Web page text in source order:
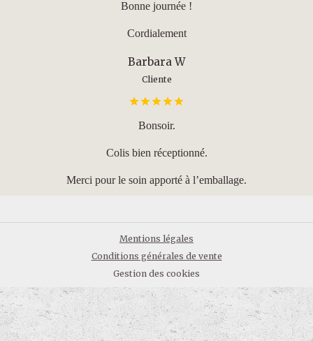
Bonne journée !
Cordialement
Barbara W
Cliente
Bonsoir.
Colis bien réceptionné.
Merci pour le soin apporté à l’emballage.
Mentions légales
Conditions générales de vente
Gestion des cookies